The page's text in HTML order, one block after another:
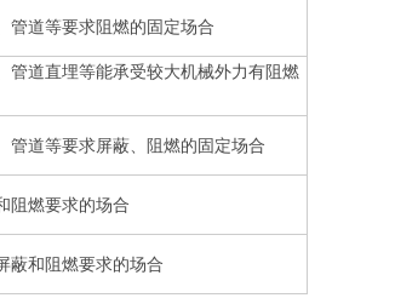
管道等要求阻燃的固定场合
管道直埋等能承受较大机械外力有阻燃
管道等要求屏蔽、阻燃的固定场合
阻燃要求的场合
蔽和阻燃要求的场合